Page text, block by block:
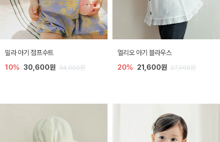
밀라 아기 점프수트
10% 30,600원 34,000원
엘리오 아기 블라우스
20% 21,600원 27,000원